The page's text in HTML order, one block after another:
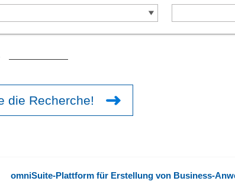
die Recherche!
omniSuite-Plattform für Erstellung von Business-